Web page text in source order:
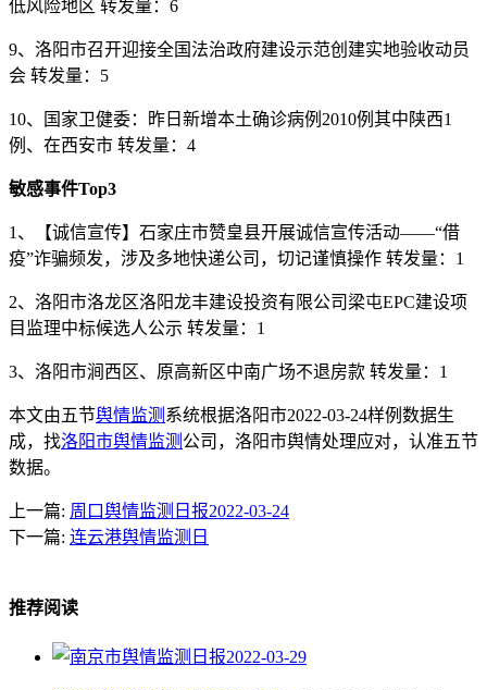
低风险地区​ 转发量：6
9、洛阳市召开迎接全国法治政府建设示范创建实地验收动员
会 转发量：5
10、国家卫健委：昨日新增本土确诊病例2010例其中陕西1
例、在西安市 转发量：4
敏感事件Top3
1、【诚信宣传】石家庄市赞皇县开展诚信宣传活动——“借
疫”诈骗频发，涉及多地快递公司，切记谨慎操作 转发量：1
2、洛阳市洛龙区洛阳龙丰建设投资有限公司梁屯EPC建设项
目监理中标候选人公示 转发量：1
3、洛阳市涧西区、原高新区中南广场不退房款 转发量：1
本文由五节舆情监测 系统根据洛阳市2022-03-24样例数据生
成，找洛阳市舆情监测 公司，洛阳市舆情处理应对，认准五节
数据。
上一篇: 周口舆情监测日报2022-03-24
下一篇: 连云港舆情监测日
推荐阅读